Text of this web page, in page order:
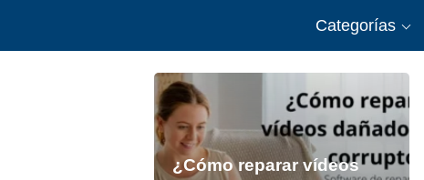
Categorías
¿Cómo reparar vídeos